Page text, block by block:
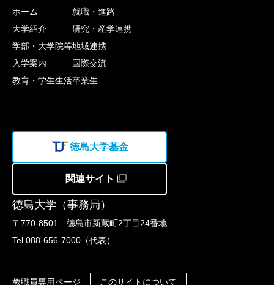
徳島大学（事務局）
〒770-8501 徳島市新蔵町2丁目24番地
Tel.088-656-7000（代表）
ホーム
大学紹介
学部・大学院等
入学案内
教育・学生生活
就職・進路
研究・産学連携
地域連携
国際交流
卒業生
徳島大学基金
関連サイト
教職員専用ページ このサイトについて